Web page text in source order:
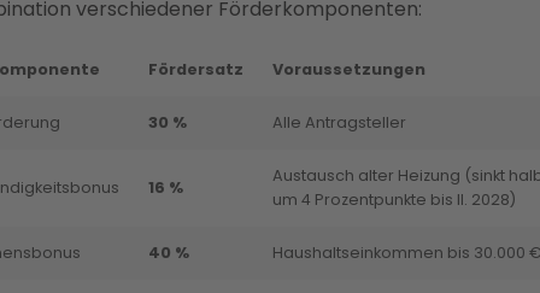
verschiedener Förderkomponenten:
Fördersatz Voraussetzungen
30 % Alle Antragsteller
16 %
Austausch alter Heizung (sinkt
um 4 Prozentpunkte bis II. 2028)
40 % Haushaltseinkommen bis 30.000 €